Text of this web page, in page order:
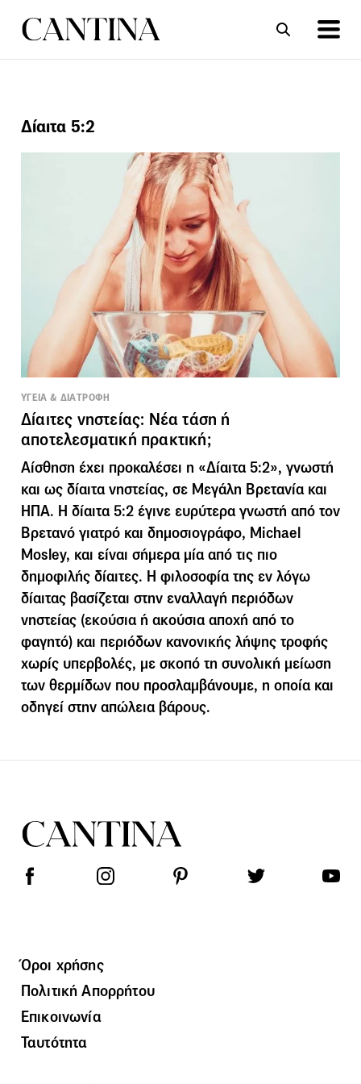
ΣΥΝΤΑΓΕΣ
Δίαιτα 5:2
ΥΓΕΙΑ & ΔΙΑΤΡΟΦΗ
Δίαιτες νηστείας: Νέα τάση ή
αποτελεσματική πρακτική;
Αίσθηση έχει προκαλέσει η «Δίαιτα 5:2», γνωστή
και ως δίαιτα νηστείας, σε Μεγάλη Βρετανία και
ΗΠΑ. Η δίαιτα 5:2 έγινε ευρύτερα γνωστή από τον
Βρετανό γιατρό και δημοσιογράφο, Michael
Mosley, και είναι σήμερα μία από τις πιο
δημοφιλής δίαιτες. Η φιλοσοφία της εν λόγω
δίαιτας βασίζεται στην εναλλαγή περιόδων
νηστείας (εκούσια ή ακούσια αποχή από το
φαγητό) και περιόδων κανονικής λήψης τροφής
χωρίς υπερβολές, με σκοπό τη συνολική μείωση
των θερμίδων που προσλαμβάνουμε, η οποία και
οδηγεί στην απώλεια βάρους.
Όροι χρήσης
Πολιτική Απορρήτου
Επικοινωνία
Ταυτότητα